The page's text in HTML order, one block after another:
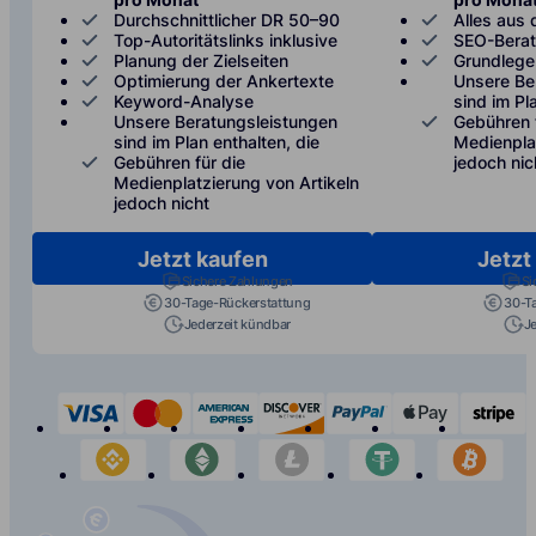
Durchschnittlicher DR 50–90
Top-Autoritätslinks inklusive
Planung der Zielseiten
Optimierung der Ankertexte
Keyword-Analyse
Unsere Beratungsleistungen
sind im Plan enthalten, die
Gebühren für die
Medienplatzierung von Artikeln
jedoch nicht
Jetzt kaufen
Sichere Zahlungen
30-Tage-Rückerstattung
Jederzeit kündbar
Alles aus
SEO-
Unsere
sind im
jedoch
Jetzt
30-
visa mastercardamerican-express
discover paypal apple-
binance
etherium litecoin tether